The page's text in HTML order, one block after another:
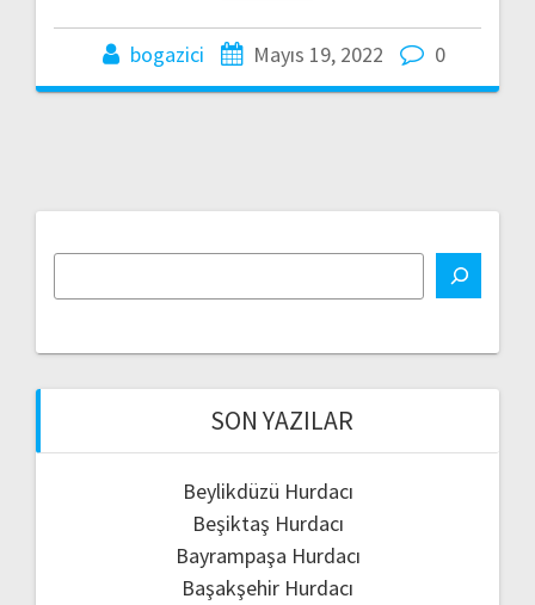
bogazici Mayıs 19, 2022 0
SON YAZILAR
Beylikdüzü Hurdacı
Beşiktaş Hurdacı
Bayrampaşa Hurdacı
Başakşehir Hurdacı